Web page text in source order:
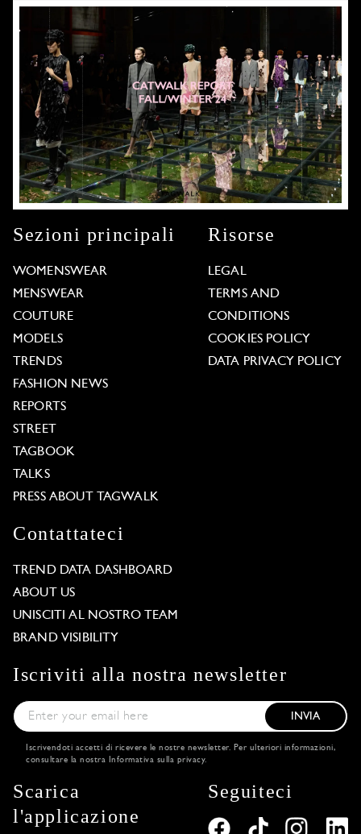
Sezioni principali
WOMENSWEAR
MENSWEAR
COUTURE
MODELS
TRENDS
FASHION NEWS
REPORTS
STREET
TAGBOOK
TALKS
PRESS ABOUT TAGWALK
Risorse
LEGAL
TERMS AND
CONDITIONS
COOKIES POLICY
DATA PRIVACY POLICY
Contattateci
TREND DATA DASHBOARD
ABOUT US
UNISCITI AL NOSTRO TEAM
BRAND VISIBILITY
Iscriviti alla nostra newsletter
INVIA
Iscrivendoti accetti di ricevere le nostre newsletter. Per ulteriori informazioni,
consultare la nostra
Informativa sulla privacy.
Scarica
l'applicazione
Seguiteci